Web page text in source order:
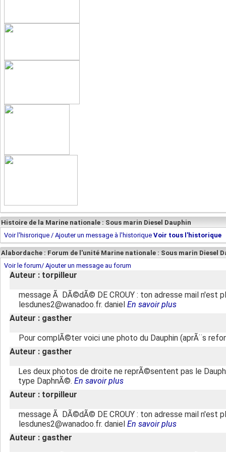
Histoire de la Marine nationale : Sous marin Diesel Dauphin
Voir l'hisrorique / Ajouter un message à l'historique Voir tous l'historique
Alabordache : Forum de l'unité Marine nationale : Sous marin Diesel
Voir le forum/ Ajouter un message au forum
Auteur : torpilleur
message Ã DÃ©dÃ© DE CROUY : ton adresse mail n'est
lesdunes2@wanadoo.fr. daniel En savoir plus
Auteur : gasther
Pour complÃ©ter voici une photo du Dauphin (aprÃ¨s
Auteur : gasther
Les deux photos de droite ne reprÃ©sentent pas le
type DaphnÃ©. En savoir plus
Auteur : torpilleur
message Ã DÃ©dÃ© DE CROUY : ton adresse mail n'est
lesdunes2@wanadoo.fr. daniel En savoir plus
Auteur : gasther